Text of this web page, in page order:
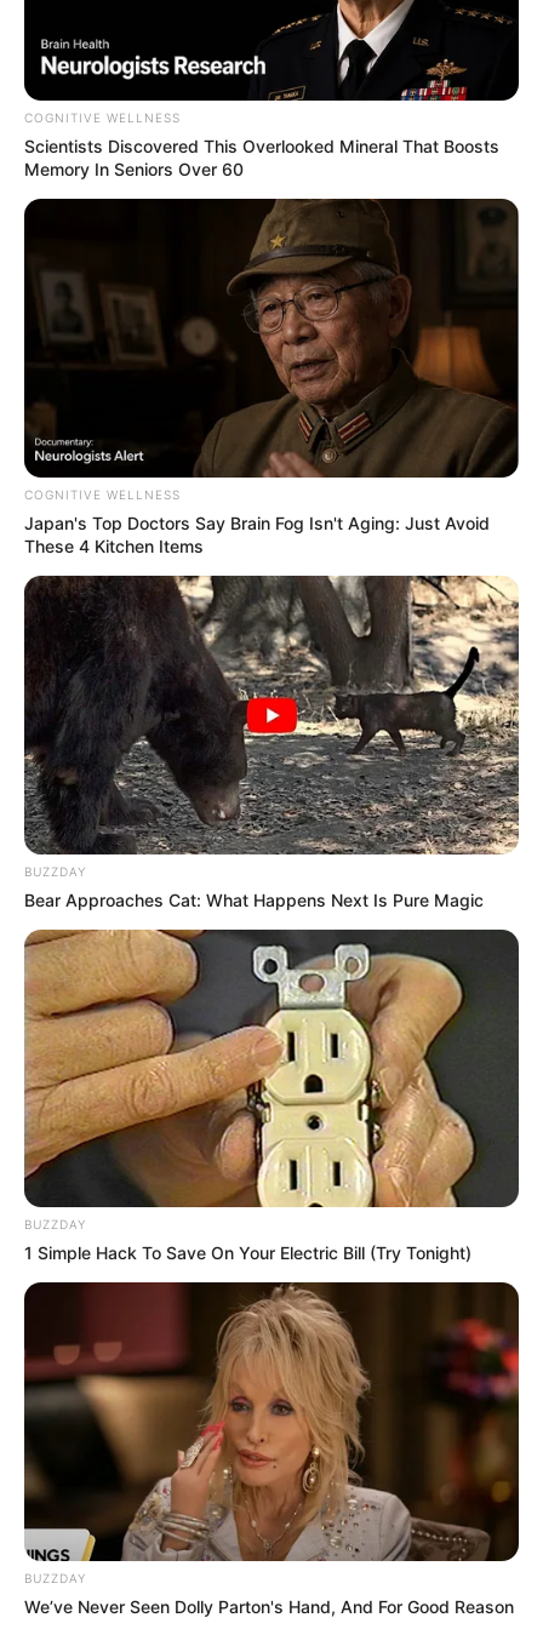
LIHAT ARTIKEL LAINNYA
COGNITIVE WELLNESS
Scientists Discovered This Overlooked Mineral That Boosts
Memory In Seniors Over 60
COGNITIVE WELLNESS
Japan's Top Doctors Say Bra​in Fo​g Isn't Aging: Just Avoid
These 4 Kitchen Items
BUZZDAY
Bear Approaches Cat: What Happens Next Is Pure Magic
BUZZDAY
1 Simple Hack To Save On Your Electric Bill (Try Tonight)
BUZZDAY
We’ve Never Seen Dolly Parton's Hand, And For Good Reason